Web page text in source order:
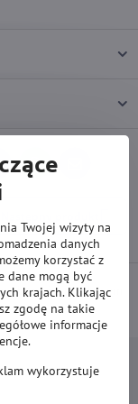
WhatsApp
przelewem
Twojej wizyty na
danych
korzystać z
dane mogą być
krajach. Klikając
zgodę na takie
informacje
wykorzystuje